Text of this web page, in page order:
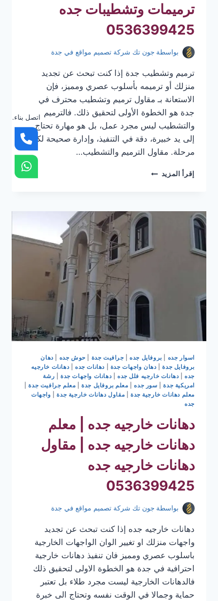
ترميمات وتشطيبات جده
0536399425
بواسطة جون تك شركة تصميم مواقع في جدة
ترميم وتشطيب جدة إذا كنت تبحث عن تجديد
منزلك أو ترميمه بأسلوب عصري ومميز، فإن
الاستعانة بـ مقاول ترميم وتشطيب محترف في
جدة هو الخطوة الأولى لتحقيق ذلك. فالترميم
والتشطيب ليس مجرد عمل، بل هو مهارة تحتاج
إلى يد خبيرة، دقة في التنفيذ، وإدارة صحيحة لكل
مرحلة. مقاول الترميم والتشطيب…
إقرأ المزيد ترميم
مقاول
ترميم
وتشطيب
0536399425
اسوار جده بروفايل جده| جرافيت جدة حوش جده
دهان
بروفايل جدة| دهان واجهات جدة دهانات جده
دهانات خارجيه
جده| دهانات خارجيه فلل جده دهانات واجهات جدة
رشة
امريكية جدة| سور جده| معلم بروفايل جدة| معلم جرافيت جدة|
معلم دهانات خارجية جدة
مقاول دهانات خارجية جدة| واجهات
جده
دهانات خارجيه جده | معلم
دهانات خارجيه جده | مقاول
دهانات خارجيه جده
0536399425
بواسطة جون تك شركة تصميم مواقع في جدة
دهانات خارجيه جده إذا كنت تبحث عن تجديد
واجهات منزلك او تغيير الوان الواجهات الخارجية
باسلوب عصري ومميز فان تنفيذ دهانات خارجية
احترافية في جدة هو الخطوة الاولى لتحقيق ذلك
فالدهانات الخارجية ليست مجرد طلاء بل تعتبر
حماية وجمالا في الوقت نفسه وتحتاج الى خبرة
اتصل بناء.